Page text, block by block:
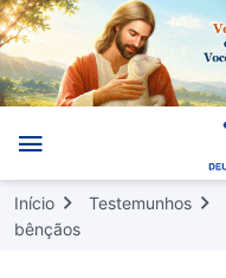
Início Testemunhos
bênçãos